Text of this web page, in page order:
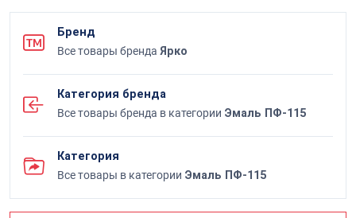
Бренд
Все товары бренда Ярко
Категория бренда
Все товары бренда в категории Эмаль ПФ-115
Категория
Все товары в категории Эмаль ПФ-115